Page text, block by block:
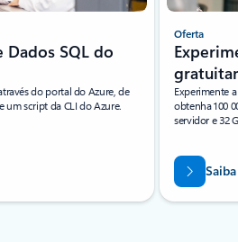
Dados SQL do
do portal do Azure, de
script da CLI do Azure.
Oferta
Experimente
obtenha 100
servidor e 32